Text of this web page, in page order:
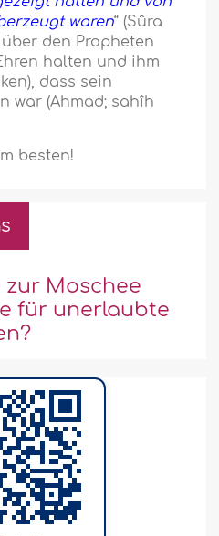
waren“ (Sûra
den Propheten
halten und ihm
dass sein
war (Ahmad; sahîh
besten!
zur Moschee
für unerlaubte